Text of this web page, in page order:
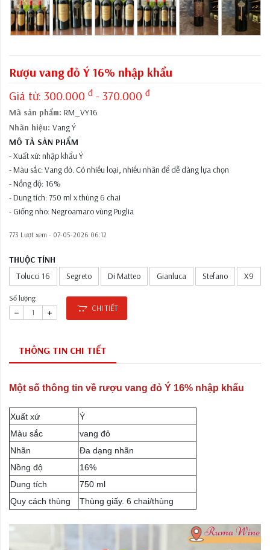
Rượu vang đỏ Ý 16% nhập khẩu
Giá từ: 300.000 đ - 370.000 đ
Mã sản phẩm: RM_VY16
Nhãn hiệu: Vang Ý
MÔ TẢ SẢN PHẨM
- Xuất xứ: nhập khẩu Ý
- Màu sắc: Vang đỏ. Có nhiều loại, nhiều nhãn để dễ dàng lựa chọn
- Nồng độ: 16%
- Dung tích: 750 ml x thùng 6 chai
- Giống nho: Negroamaro vùng Puglia
773 Lượt xem - 07-05-2026 06:12
THUỘC TÍNH
Tolucci 16
Segreto Di Matteo Gianluca Stefano X9
Số lượng:
CHI TIẾT
THÔNG TIN CHI TIẾT
Một số thông tin về rượu vang đỏ Ý 16% nhập khẩu
Xuất xứ
Ý
Màu sắc
vang đỏ
Nhãn
Đa dạng nhãn
Nồng độ
16%
Dung tích
750 ml
Quy cách thùng
Thùng giấy. 6 chai/thùng